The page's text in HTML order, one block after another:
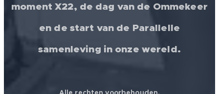
moment X22, de dag van de Ommekeer
en de start van de Parallelle
samenleving in onze wereld.